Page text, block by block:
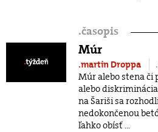
.časopis
Múr
.martin Droppa
Múr alebo stena či
alebo
na Šariši sa
nedokončenou
ľahko obísť ...